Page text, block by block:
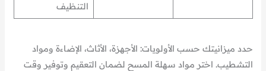
التنظيف
حدد ميزانيتك حسب الأولويات: الأجهزة، الأثاث، الإضاءة ومواد
التشطيب. اختر مواد سهلة المسح لضمان التعقيم وتوفير وقت